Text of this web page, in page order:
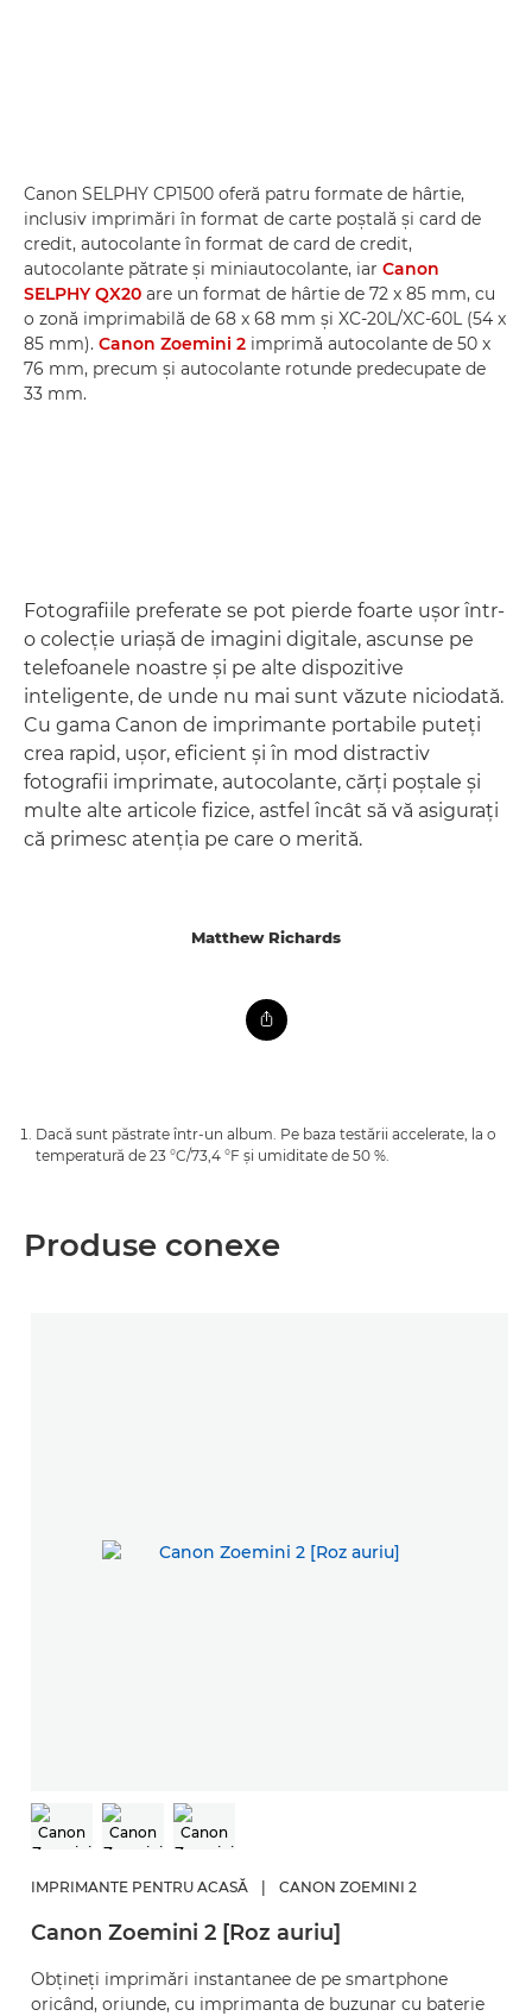
Canon SELPHY CP1500 oferă patru formate de hârtie,
inclusiv imprimări în format de carte poştală şi card de
credit, autocolante în format de card de credit,
autocolante pătrate şi miniautocolante, iar Canon
SELPHY QX20 are un format de hârtie de 72 x 85 mm, cu
o zonă imprimabilă de 68 x 68 mm şi XC-20L/XC-60L (54 x
85 mm). Canon Zoemini 2 imprimă autocolante de 50 x
76 mm, precum şi autocolante rotunde predecupate de
33 mm.
Fotografiile preferate se pot pierde foarte uşor într-
o colecţie uriaşă de imagini digitale, ascunse pe
telefoanele noastre şi pe alte dispozitive
inteligente, de unde nu mai sunt văzute niciodată.
Cu gama Canon de imprimante portabile puteţi
crea rapid, uşor, eficient şi în mod distractiv
fotografii imprimate, autocolante, cărţi poştale şi
multe alte articole fizice, astfel încât să vă asiguraţi
că primesc atenţia pe care o merită.
Matthew Richards
Dacă sunt păstrate într-un album. Pe baza testării accelerate, la o
temperatură de 23 °C/73,4 °F şi umiditate de 50 %.
Produse conexe
IMPRIMANTE PENTRU ACASĂ | CANON ZOEMINI 2
Canon Zoemini 2 [Roz auriu]
Obţineţi imprimări instantanee de pe smartphone
oricând, oriunde, cu imprimanta de buzunar cu baterie